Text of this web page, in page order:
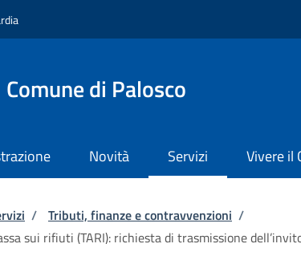
Comune di Palosco
Novità Servizi Vivere il
di pane
/ Tributi, finanze e contravvenzioni /
sui rifiuti (TARI): richiesta di trasmissione